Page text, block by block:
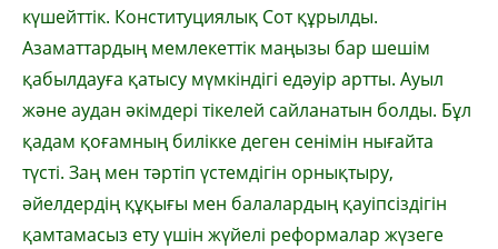
күшейттік. Конституциялық Сот құрылды.
Азаматтардың мемлекеттік маңызы бар шешім
қабылдауға қатысу мүмкіндігі едәуір артты. Ауыл
және аудан әкімдері тікелей сайланатын болды. Бұл
қадам қоғамның билікке деген сенімін нығайта
түсті. Заң мен тәртіп үстемдігін орнықтыру,
әйелдердің құқығы мен балалардың қауіпсіздігін
қамтамасыз ету үшін жүйелі реформалар жүзеге